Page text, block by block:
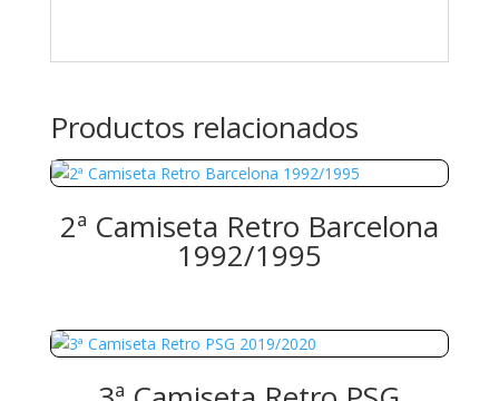
Productos relacionados
2ª Camiseta Retro Barcelona
1992/1995